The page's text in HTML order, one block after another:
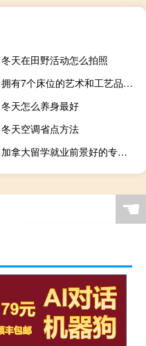
冬天在田野活动怎么拍照
拥有7个床位的艺术和工艺品住宅售价180万英镑
冬天怎么养身最好
冬天空调省点方法
加拿大留学就业前景好的专业有哪些
☚